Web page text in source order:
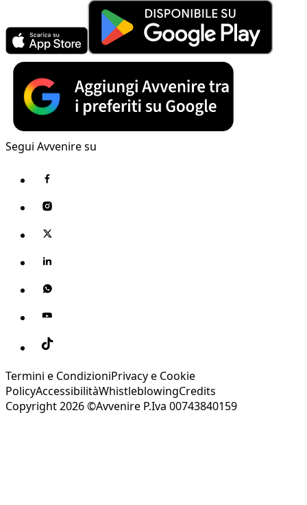
Segui Avvenire su
Termini e CondizioniPrivacy e Cookie
PolicyAccessibilitàWhistleblowingCredits
Copyright 2026 ©Avvenire P.Iva 00743840159